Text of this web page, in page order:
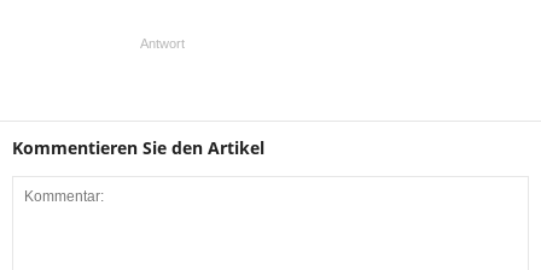
Antwort
Kommentieren Sie den Artikel